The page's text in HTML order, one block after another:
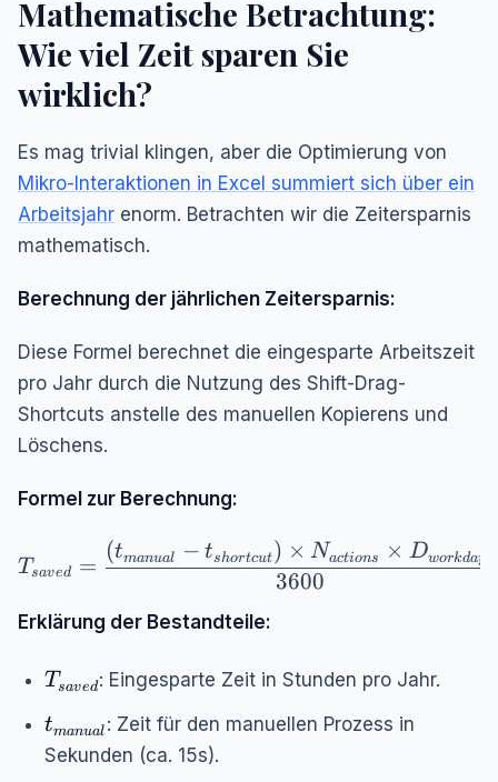
Mathematische Betrachtung:
Wie viel Zeit sparen Sie
wirklich?
Es mag trivial klingen, aber die Optimierung von
Mikro-Interaktionen in Excel summiert sich über ein
Arbeitsjahr enorm. Betrachten wir die Zeitersparnis
mathematisch.
Berechnung der jährlichen Zeitersparnis:
Diese Formel berechnet die eingesparte Arbeitszeit
pro Jahr durch die Nutzung des Shift-Drag-
Shortcuts anstelle des manuellen Kopierens und
Löschens.
Formel zur Berechnung:
T_{saved} = \frac{(t_{manual} -
T saved =
3600
(tmanual − tshortcut) × Nactions × Dworkdays
Erklärung der Bestandteile:
T_{saved}
T saved: Eingesparte Zeit in Stunden pro Jahr.
t_{manual}
tmanual : Zeit für den manuellen Prozess in
Sekunden (ca. 15s).